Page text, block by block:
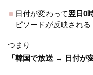
日付が変わって翌日0
ピソードが反映される
つまり
「韓国で放送 → 日付が